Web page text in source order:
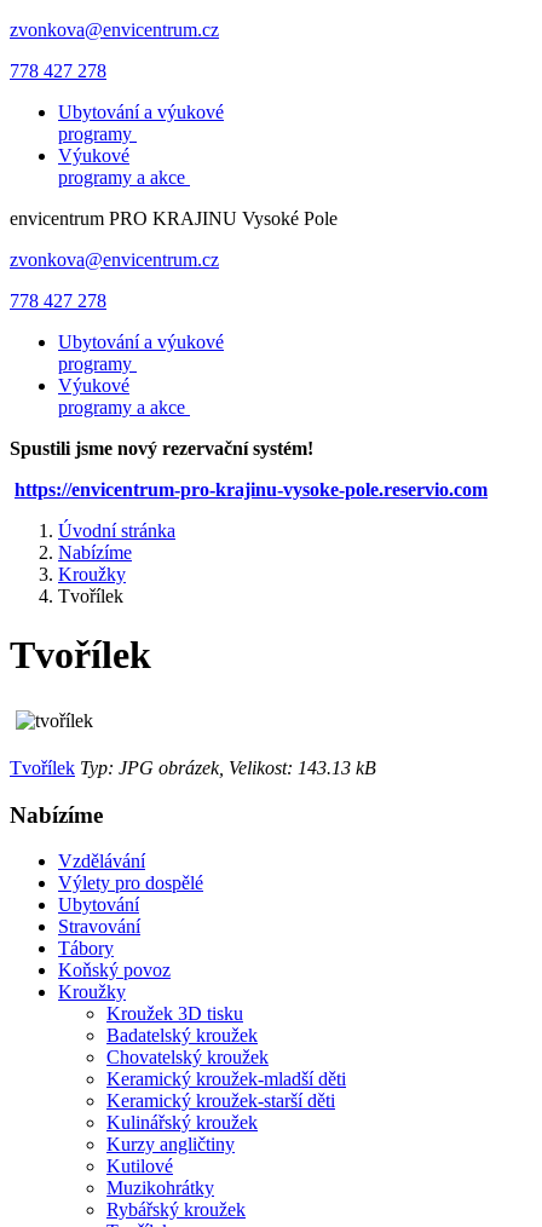
zvonkova@envicentrum.cz
778 427 278
Ubytování a výukové
programy
Výukové
programy a akce
envicentrum PRO KRAJINU Vysoké Pole
zvonkova@envicentrum.cz
778 427 278
Ubytování a výukové
programy
Výukové
programy a akce
Spustili jsme nový rezervační systém!
https://envicentrum-pro-krajinu-vysoke-pole.reservio.com
Úvodní stránka
Nabízíme
Kroužky
Tvořílek
Tvořílek
Tvořílek Typ: JPG obrázek, Velikost: 143.13 kB
Nabízíme
Vzdělávání
Výlety pro dospělé
Ubytování
Stravování
Tábory
Koňský povoz
Kroužky
Kroužek 3D tisku
Badatelský kroužek
Chovatelský kroužek
Keramický kroužek-mladší děti
Keramický kroužek-starší děti
Kulinářský kroužek
Kurzy angličtiny
Kutilové
Muzikohrátky
Rybářský kroužek